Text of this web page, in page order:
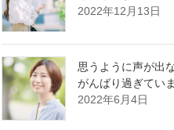
2022年12月13日
思うように声が出
がんばり過ぎてい
2022年6月4日